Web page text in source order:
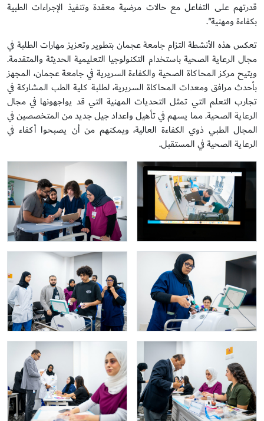
قدرتهم على التفاعل مع حالات مرضية معقدة وتنفيذ الإجراءات الطبية
بكفاءة ومهنية".
تعكس هذه الأنشطة التزام جامعة عجمان بتطوير وتعزيز مهارات الطلبة في
مجال الرعاية الصحية باستخدام التكنولوجيا التعليمية الحديثة والمتقدمة.
ويتيح مركز المحاكاة الصحية والكفاءة السريرية في جامعة عجمان، المجهز
بأحدث مرافق ومعدات المحاكاة السريرية، لطلبة كلية الطب المشاركة في
تجارب التعلم التي تمثل التحديات المهنية التي قد يواجهونها في مجال
الرعاية الصحية. مما يسهم في تأهيل واعداد جيل جديد من المتخصصين في
المجال الطبي ذوي الكفاءة العالية، ويمكنهم من أن يصبحوا أكفاء في
الرعاية الصحية في المستقبل.